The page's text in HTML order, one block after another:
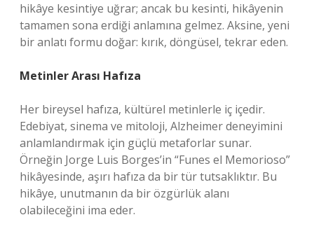
hikâye kesintiye uğrar; ancak bu kesinti, hikâyenin
tamamen sona erdiği anlamına gelmez. Aksine, yeni
bir anlatı formu doğar: kırık, döngüsel, tekrar eden.
Metinler Arası Hafıza
Her bireysel hafıza, kültürel metinlerle iç içedir.
Edebiyat, sinema ve mitoloji, Alzheimer deneyimini
anlamlandırmak için güçlü metaforlar sunar.
Örneğin Jorge Luis Borges’in “Funes el Memorioso”
hikâyesinde, aşırı hafıza da bir tür tutsaklıktır. Bu
hikâye, unutmanın da bir özgürlük alanı
olabileceğini ima eder.